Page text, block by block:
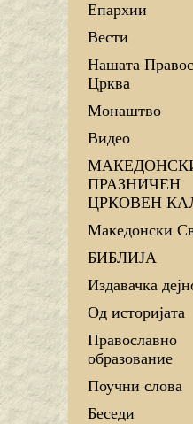
Епархии
Вести
Нашата
Црква
Монаштво
Видео
ПРАЗНИЧЕН
ЦРКОВЕН
Македонски
БИБЛИЈА
Издавачка
Од историјата
Православно
образование
Поучни слова
Беседи